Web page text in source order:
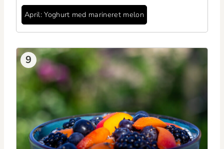
April: Yoghurt med marineret melon
9